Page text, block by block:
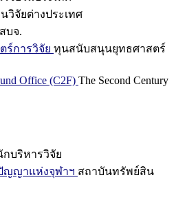
วิจัยต่างประเทศ
บจ.
การวิจัย ทุนสนับสนุนยุทธศาสตร์
Office (C2F) The Second Century
กบริหารวิจัย
ญญาแห่งจุฬาฯ สถาบันทรัพย์สิน